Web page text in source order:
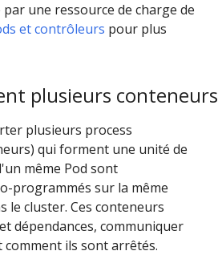
une ressource de charge de
et contrôleurs pour plus
plusieurs conteneurs
plusieurs process
qui forment une unité de
même Pod sont
programmés sur la même
le cluster. Ces conteneurs
dépendances, communiquer
ils sont arrêtés.